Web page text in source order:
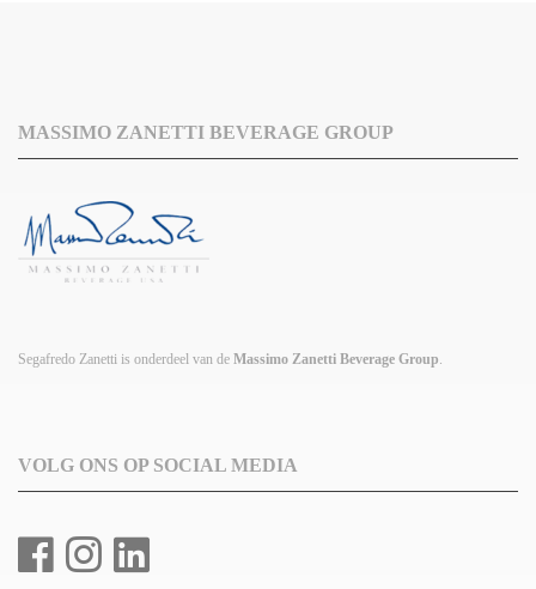
MASSIMO ZANETTI BEVERAGE GROUP
Segafredo Zanetti is onderdeel van de Massimo Zanetti Beverage Group
VOLG ONS OP SOCIAL MEDIA